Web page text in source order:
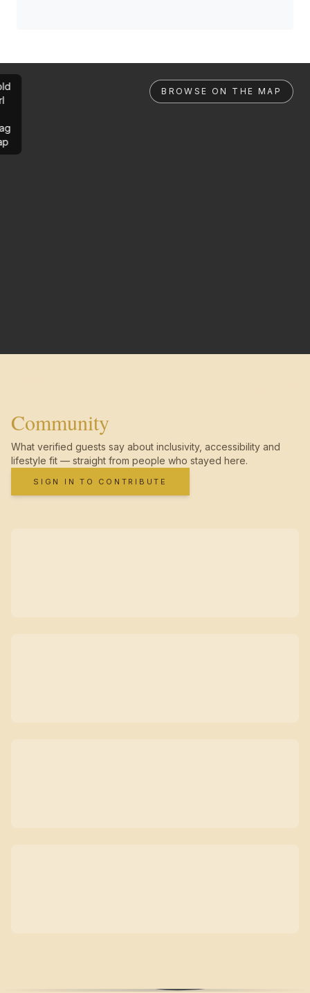
BROWSE ON THE MAP
Community
What verified guests say about inclusivity, accessibility and
lifestyle fit — straight from people who stayed here.
SIGN IN TO CONTRIBUTE